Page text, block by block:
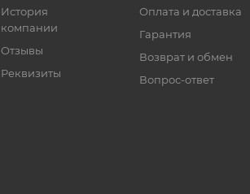
История
компании
Отзывы
Реквизиты
Оплата и доставка
Гарантия
Возврат и обмен
Вопрос-ответ